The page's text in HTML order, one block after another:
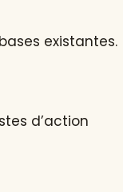
existantes.
d’action